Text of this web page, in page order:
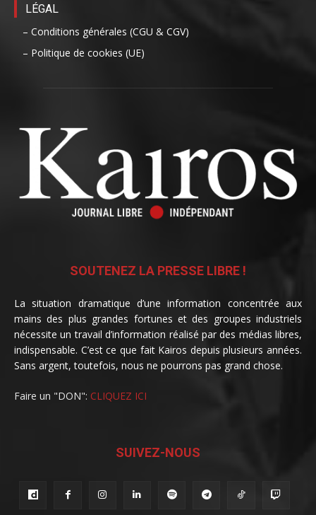
LÉGAL
– Conditions générales (CGU & CGV)
– Politique de cookies (UE)
SOUTENEZ LA PRESSE LIBRE !
La situation dramatique d’une information concentrée aux
mains des plus grandes fortunes et des groupes industriels
nécessite un travail d’information réalisé par des médias libres,
indispensable. C’est ce que fait Kairos depuis plusieurs années.
Sans argent, toutefois, nous ne pourrons pas grand chose.
Faire un "DON": CLIQUEZ ICI
SUIVEZ-NOUS